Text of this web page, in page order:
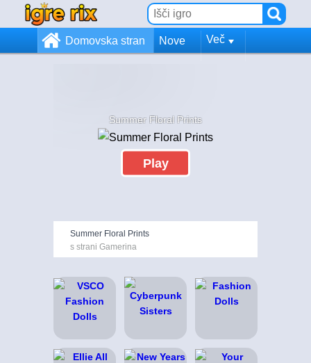
Domovska stran Nove Več
Summer Floral Prints
Play
Summer Floral Prints
s strani Gamerina